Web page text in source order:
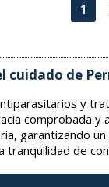
1
cuidado de
y
comprobada
garantizando
de